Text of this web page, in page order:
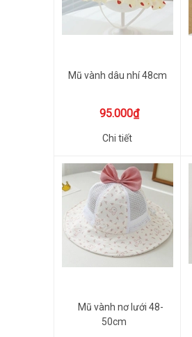
Mũ vành dâu nhí 48cm
95.000₫
Chi tiết
Mũ vành nơ lưới 48-
50cm